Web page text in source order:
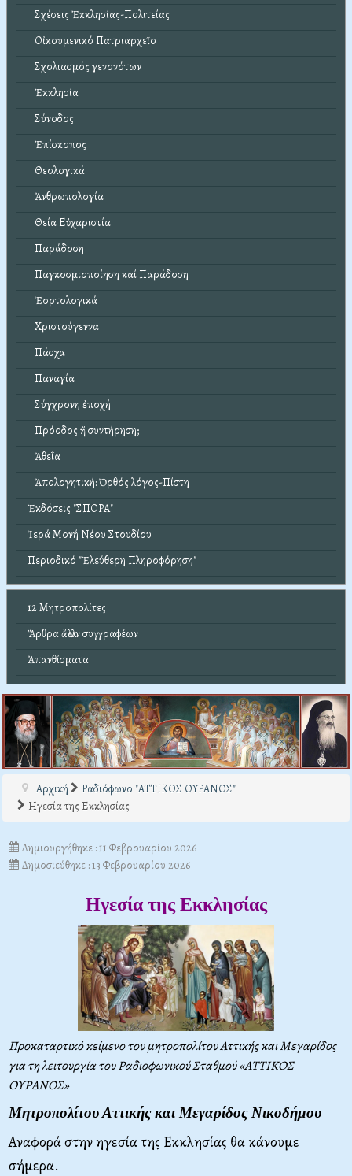
Σχέσεις Ἐκκλησίας-Πολιτείας
Οἰκουμενικό Πατριαρχεῖο
Σχολιασμός γενονότων
Ἐκκλησία
Σύνοδος
Ἐπίσκοπος
Θεολογικά
Ἀνθρωπολογία
Θεία Εὐχαριστία
Παράδοση
Παγκοσμιοποίηση καί Παράδοση
Ἑορτολογικά
Χριστούγεννα
Πάσχα
Παναγία
Σύγχρονη ἐποχή
Πρόοδος ἤ συντήρηση;
Ἀθεΐα
Ἀπολογητική: Ὀρθός λόγος-Πίστη
Ἐκδόσεις "ΣΠΟΡΑ"
Ἱερά Μονή Νέου Στουδίου
Περιοδικό "Ἐλεύθερη Πληροφόρηση"
12 Μητροπολίτες
Ἄρθρα ἄλλων συγγραφέων
Ἀπανθίσματα
Αρχική
Ραδιόφωνο "ΑΤΤΙΚΟΣ ΟΥΡΑΝΟΣ"
Ηγεσία της Εκκλησίας
Δημιουργήθηκε : 11 Φεβρουαρίου 2026
Δημοσιεύθηκε : 13 Φεβρουαρίου 2026
Ηγεσία της Εκκλησίας
Προκαταρτικό κείμενο του μητροπολίτου Αττικής και Μεγαρίδος
για τη λειτουργία του Ραδιοφωνικού Σταθμού «ΑΤΤΙΚΟΣ
ΟΥΡΑΝΟΣ»
Μητροπολίτου Αττικής και Μεγαρίδος Νικοδήμου
Αναφορά στην ηγεσία της Εκκλησίας θα κάνουμε
σήμερα.